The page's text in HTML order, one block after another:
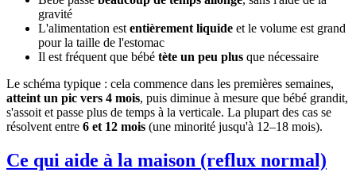
gravité
L'alimentation estentièrement liquide et le volume est grand
pour la taille de l'estomac
Il est fréquent que bébé tète un peu plus que nécessaire
Le schéma typique : cela commence dans les premières semaines,
atteint un pic vers 4 mois, puis diminue à mesure que bébé grandit,
s'assoit et passe plus de temps à la verticale. La plupart des cas se
résolvent entre 6 et 12 mois (une minorité jusqu'à 12–18 mois).
Ce qui aide à la maison (reflux normal)